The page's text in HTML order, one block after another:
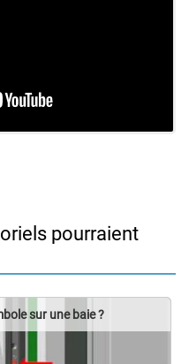
pourraient
sur une baie ?